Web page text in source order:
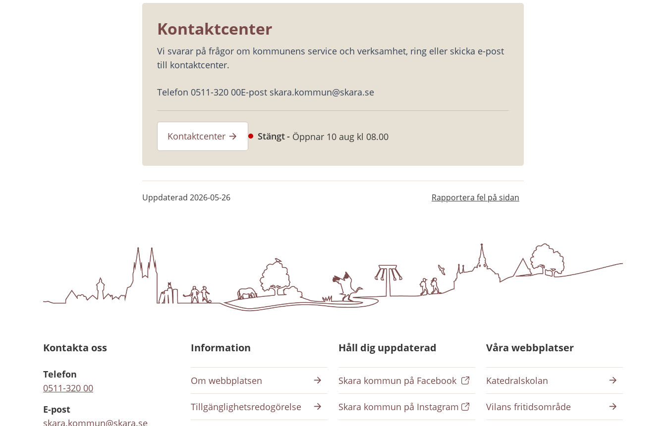
Kontaktcenter
Vi svarar på frågor om kommunens service och verksamhet, ring eller skicka e-post
till kontaktcenter.
Telefon 0511-320 00E-post skara.kommun@skara.se
Kontaktcenter Stängt Öppnar 10 aug kl 08.00
Uppdaterad 2026-05-26 Rapportera fel på sidan
Kontakta oss
Telefon
0511-320 00
E-post
skara.kommun@skara.se
Information
Om webbplatsen
Tillgänglighetsredogörelse
Håll dig uppdaterad
Skara kommun på Facebook
Skara kommun på Instagram
Våra webbplatser
Katedralskolan
Vilans fritidsområde